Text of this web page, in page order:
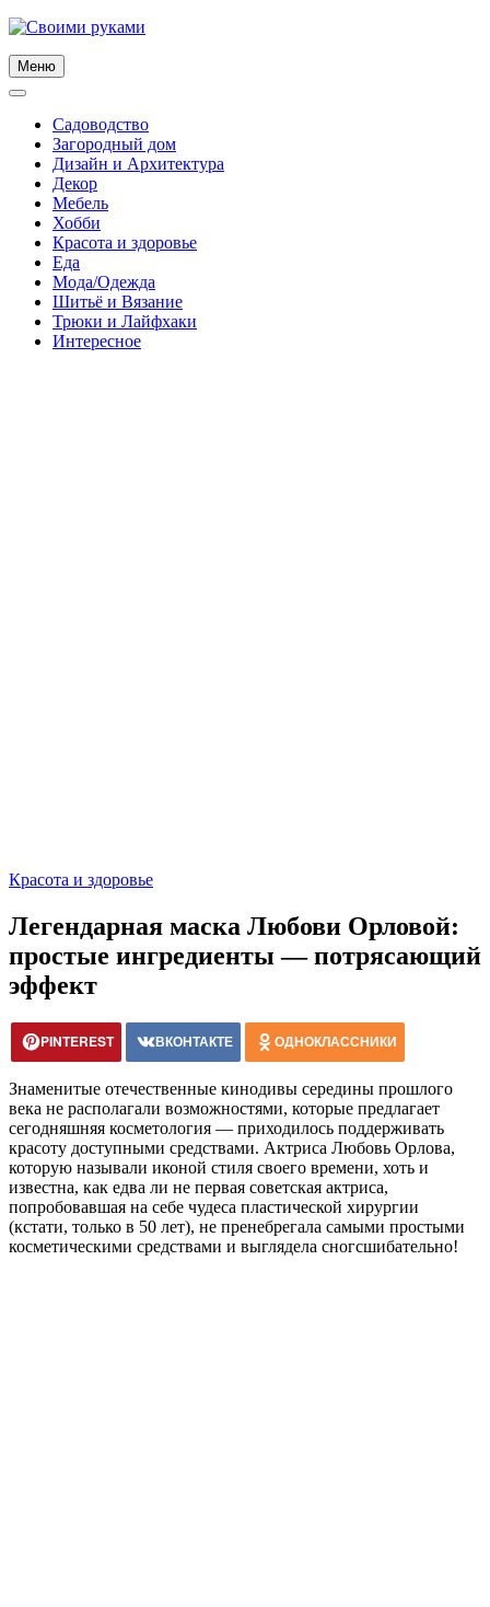
Skip
content
Меню
Садоводство
Загородный дом
Дизайн и Архитектура
Декор
Мебель
Хобби
Красота и здоровье
Еда
Мода/Одежда
Шитьё и Вязание
Трюки и Лайфхаки
Интересное
Красота и здоровье
Легендарная маска Любови Орловой:
простые ингредиенты — потрясающий
эффект
PINTEREST ВКОНТАКТЕ ОДНОКЛАССНИКИ
Знаменитые отечественные кинодивы середины прошлого
века не располагали возможностями, которые предлагает
сегодняшняя косметология — приходилось поддерживать
красоту доступными средствами. Актриса Любовь Орлова,
которую называли иконой стиля своего времени, хоть и
известна, как едва ли не первая советская актриса,
попробовавшая на себе чудеса пластической хирургии
(кстати, только в 50 лет), не пренебрегала самыми простыми
косметическими средствами и выглядела сногсшибательно!